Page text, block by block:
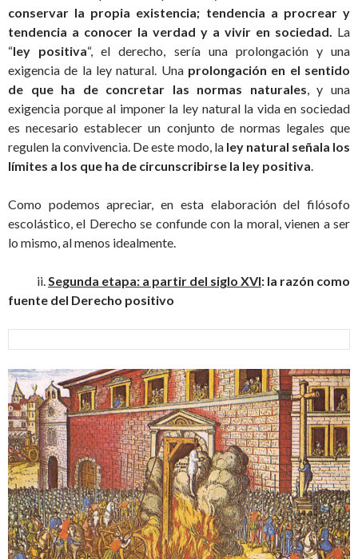
conservar la propia existencia; tendencia a procrear y
tendencia a conocer la verdad y a vivir en sociedad. La
“ley positiva“, el derecho, sería una prolongación y una
exigencia de la ley natural. Una prolongación en el sentido
de que ha de concretar las normas naturales, y una
exigencia porque al imponer la ley natural la vida en sociedad
es necesario establecer un conjunto de normas legales que
regulen la convivencia. De este modo, la ley natural señala los
límites a los que ha de circunscribirse la ley positiva.
Como podemos apreciar, en esta elaboración del filósofo
escolástico, el Derecho se confunde con la moral, vienen a ser
lo mismo, al menos idealmente.
ii.Segunda etapa: a partir del siglo XVI: la razón como
fuente del Derecho positivo